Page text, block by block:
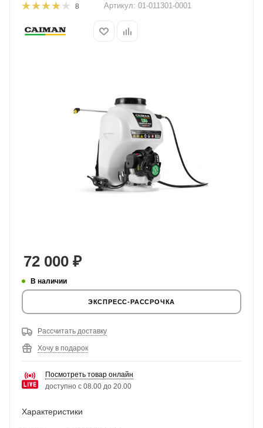
8 Артикул: 01-011301-0001
72 000 ₽
В наличии
ЭКСПРЕСС-РАССРОЧКА
Рассчитать доставку
Хочу в подарок
Посмотреть товар онлайн
доступно с 08.00 до 20.00
Характеристики